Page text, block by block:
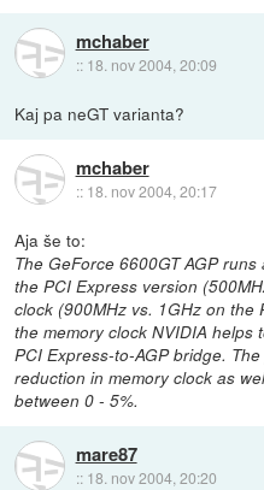
mchaber
:: 18. nov 2004, 20:09
Kaj pa neGT varianta?
mchaber
:: 18. nov 2004, 20:17
Aja še to:
The GeForce 6600GT AGP
the PCI Express version
clock (900MHz vs. 1GHz on the
the memory clock NVIDIA
PCI Express-to-AGP bridge.
reduction in memory clock as
between 0 - 5%.
mare87
:: 18. nov 2004, 20:20